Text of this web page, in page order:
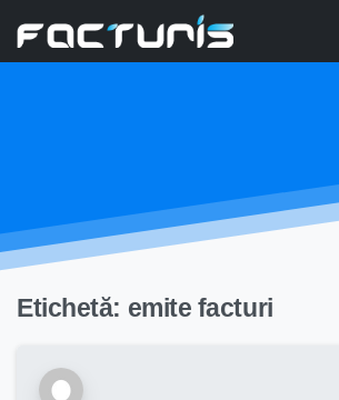
Etichetă: emite facturi